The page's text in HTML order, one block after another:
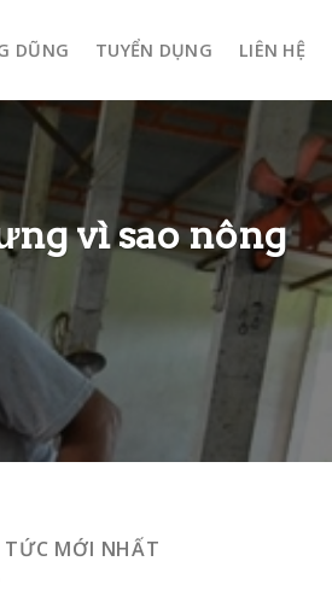
DŨNG TUYỂN DỤNG LIÊN HỆ
vì sao nông
MỚI NHẤT